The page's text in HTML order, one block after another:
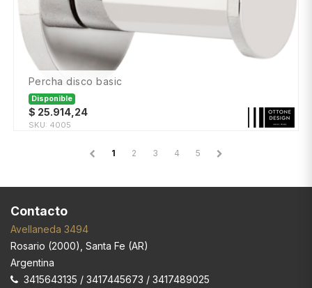
percha disco basic
Disponible
$ 25.914,24
SKU: 4005
1 2 3 4 5
Contacto
Avellaneda 3494
Rosario (2000), Santa Fe (AR)
Argentina
3415643135 / 3417445673 / 3417489025